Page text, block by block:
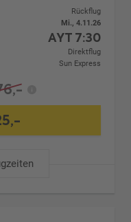
Rückflug
Mi., 4.11.26
AYT 7:30
Direktflug
Sun Express